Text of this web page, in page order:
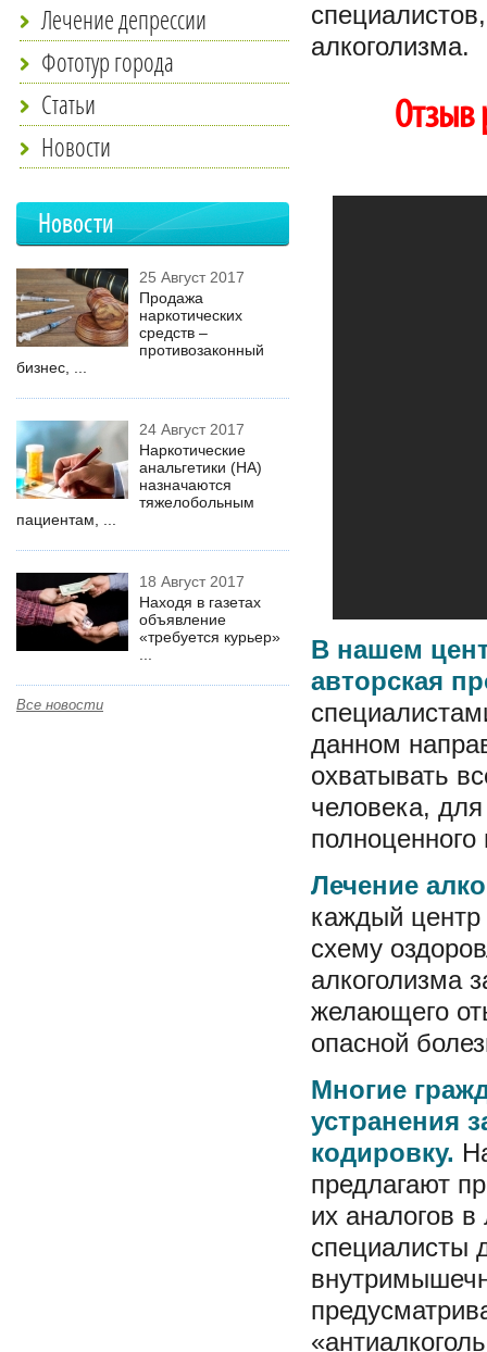
Лечение депрессии
Фототур города
Статьи
Новости
Новости
25 Август 2017
Продажа
наркотических
средств –
противозаконный
бизнес, ...
24 Август 2017
Наркотические
анальгетики (НА)
назначаются
тяжелобольным
пациентам, ...
18 Август 2017
Находя в газетах
объявление
«требуется курьер»
Все новости
алкоголизма.
Отзыв
В нашем
авторская
данном
охватывать
человека,
Лечение
каждый центр
схему
алкоголизма
желающего
опасной
Многие
устранения
кодировку.
предлагают
их аналогов
специалисты